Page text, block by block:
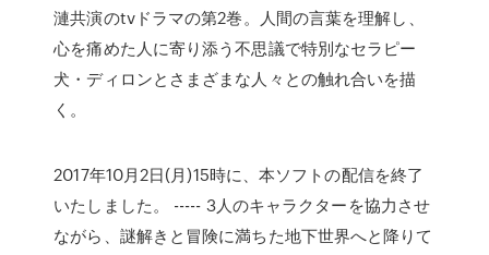
漣共演のtvドラマの第2巻。人間の言葉を理解し、
心を痛めた人に寄り添う不思議で特別なセラピー
犬・ディロンとさまざまな人々との触れ合いを描
く。
2017年10月2日(月)15時に、本ソフトの配信を終了
いたしました。 ----- 3人のキャラクターを協力させ
ながら、謎解きと冒険に満ちた地下世界へと降りて